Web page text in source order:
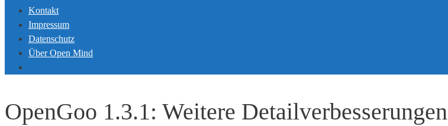
Kontakt
Impressum
Datenschutz
Über Open Mind
OpenGoo 1.3.1: Weitere Detailverbesserungen